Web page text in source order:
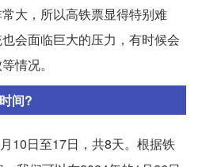
大，所以高铁票显得特别难
会面临巨大的压力，有时候会
情况。
间?
10日至17日，共8天。根据铁